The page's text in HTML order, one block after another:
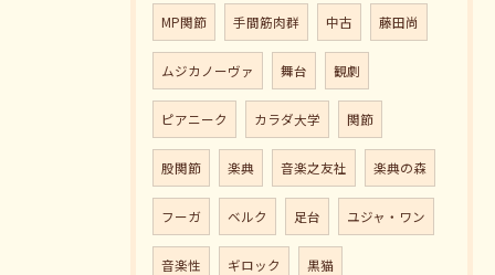
MP関節 手間筋肉群 中古 藤田尚
ムジカノーヴァ 舞台 観劇
ピアニーク カラダ大学 関節
股関節 楽典 音楽之友社 楽典の森
フーガ ベルク 足台 ユジャ・ワン
音楽性 ギロック 黒猫